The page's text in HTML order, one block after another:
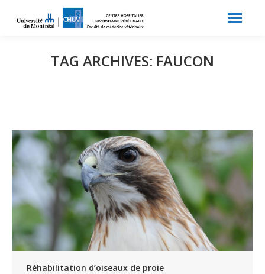
TAG ARCHIVES: FAUCON
Réhabilitation d’oiseaux de proie